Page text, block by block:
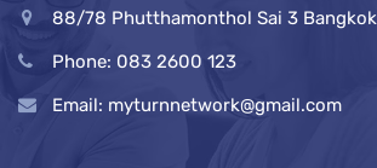
88/78 Phutthamonthol Sai 3 Bangkok
Phone: 083 2600 123
Email: myturnnetwork@gmail.com